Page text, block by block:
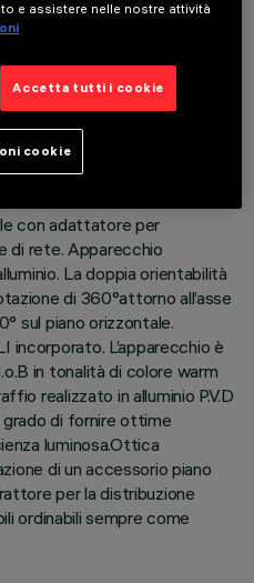
2026
con adattatore per
di rete. Apparecchio
La doppia orientabilità
di 360°attorno all’asse
sul piano orizzontale.
L’apparecchio è
in tonalità di colore warm
realizzato in alluminio P.V.D
grado di fornire ottime
luminosa.Ottica
di un accessorio piano
per la distribuzione
ordinabili sempre come
e assistere nelle nostre attività
Accetta tutti i cookie
cookie